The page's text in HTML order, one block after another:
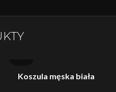
Koszula męska biała